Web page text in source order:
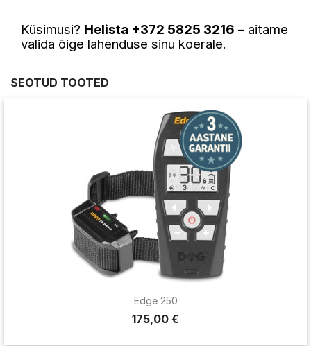
Küsimusi? Helista +372 5825 3216 – aitame
valida õige lahenduse sinu koerale.
SEOTUD TOOTED
Edge 250
175,00 €